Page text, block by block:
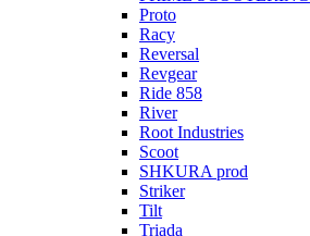
Proto
Racy
Reversal
Revgear
Ride 858
River
Root Industries
Scoot
SHKURA рrоd
Striker
Tilt
Triada